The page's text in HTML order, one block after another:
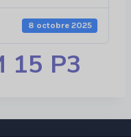
8 octobre 2025
15 P3